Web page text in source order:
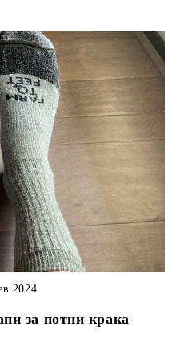
за потни крака
2024